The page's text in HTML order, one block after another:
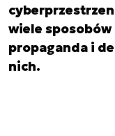
wiele
propaganda i
nich.